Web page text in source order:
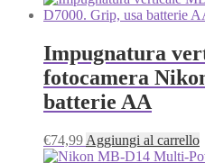
Impugnatura
fotocamera
batterie AA
€74,99 Aggiungi al carrello